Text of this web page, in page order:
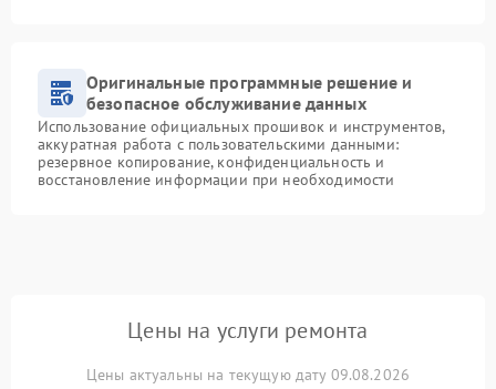
Оригинальные программные решение и
безопасное обслуживание данных
Использование официальных прошивок и инструментов,
аккуратная работа с пользовательскими данными:
резервное копирование, конфиденциальность и
восстановление информации при необходимости
Цены на услуги ремонта
Цены актуальны на текущую дату 09.08.2026